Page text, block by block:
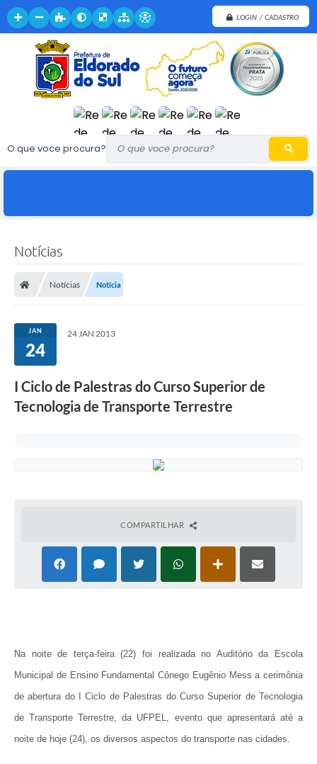
LOGIN / CADASTRO
O que voce procura?
Notícias
Notícias Notícia
JAN
24
24 JAN 2013
I Ciclo de Palestras do Curso Superior de
Tecnologia de Transporte Terrestre
COMPARTILHAR
Na noite de terça-feira (22) foi realizada no Auditório da Escola
Municipal de Ensino Fundamental Cônego Eugênio Mess a cerimônia
de abertura do I Ciclo de Palestras do Curso Superior de Tecnologia
de Transporte Terrestre, da UFPEL, evento que apresentará até a
noite de hoje (24), os diversos aspectos do transporte nas cidades.